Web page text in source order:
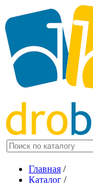
Главная /
Каталог /